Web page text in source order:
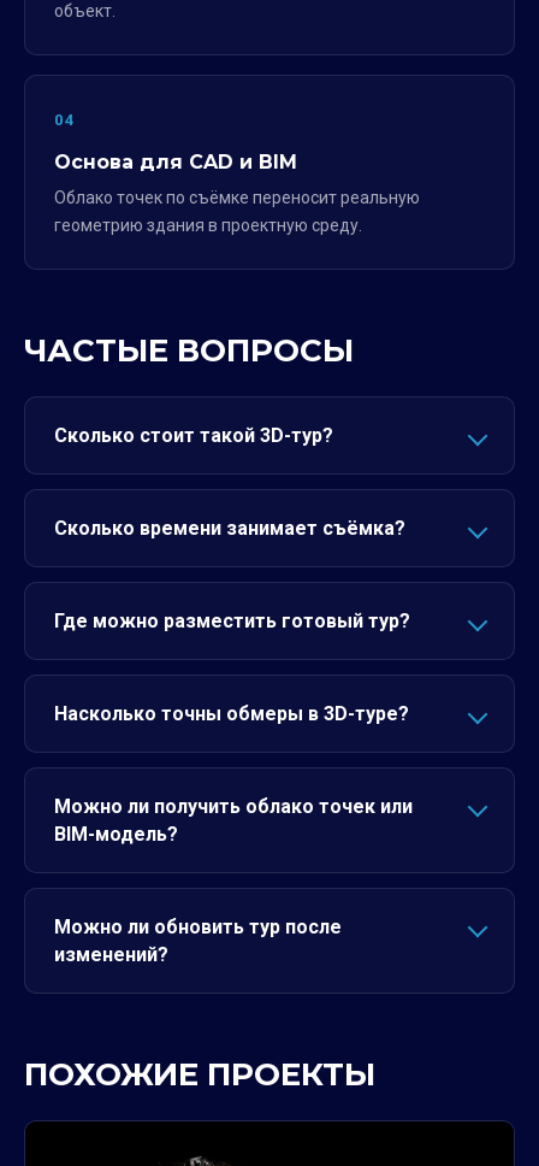
объект.
04
Основа для CAD и BIM
Облако точек по съёмке переносит реальную
геометрию здания в проектную среду.
ЧАСТЫЕ ВОПРОСЫ
Сколько стоит такой 3D-тур?
Сколько времени занимает съёмка?
Где можно разместить готовый тур?
Насколько точны обмеры в 3D-туре?
Можно ли получить облако точек или
BIM-модель?
Можно ли обновить тур после
изменений?
ПОХОЖИЕ ПРОЕКТЫ